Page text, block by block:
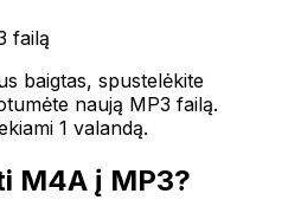
failą
baigtas, spustelėkite
naują MP3 failą.
1 valandą.
M4A į MP3?